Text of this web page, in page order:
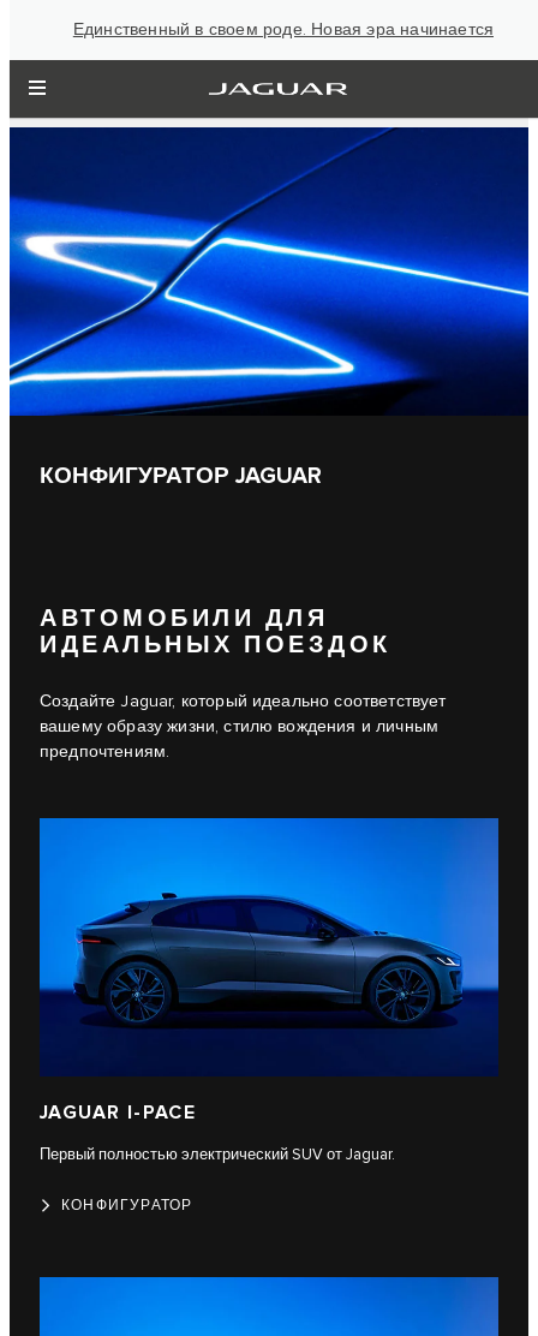
Единственный в своем роде. Новая эра начинается
КОНФИГУРАТОР JAGUAR
АВТОМОБИЛИ ДЛЯ
ИДЕАЛЬНЫХ ПОЕЗДОК
Создайте Jaguar, который идеально соответствует
вашему образу жизни, стилю вождения и личным
предпочтениям.
JAGUAR I-PACE
Первый полностью электрический SUV от Jaguar.
КОНФИГУРАТОР